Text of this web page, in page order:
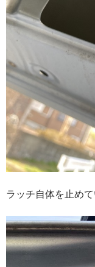
ラッチ自体を止め